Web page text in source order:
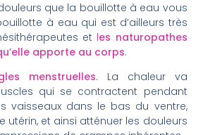
que la bouillotte à eau vous
à eau qui est d’ailleurs très
et les naturopathes
apporte au corps.
menstruelles. La chaleur va
qui se contractent pendant
vaisseaux dans le bas du ventre,
utérin, et ainsi atténuer les douleurs